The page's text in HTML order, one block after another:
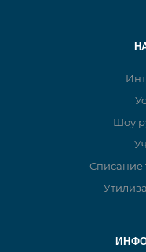
Шоу
Списание